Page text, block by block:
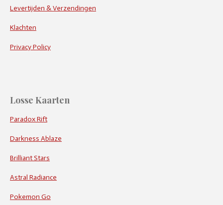
Levertijden & Verzendingen
Klachten
Privacy Policy
Losse Kaarten
Paradox Rift
Darkness Ablaze
Brilliant Stars
Astral Radiance
Pokemon Go